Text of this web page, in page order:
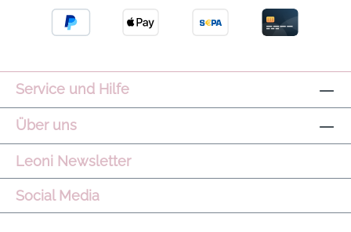
Brusttasche Geknöpfte Manschette
Überschnittener Raglan-Arm Verlängertes
Farbe White/Charcoal Material 98% Organic
Service und Hilfe
Über uns
Leoni Newsletter
Social Media